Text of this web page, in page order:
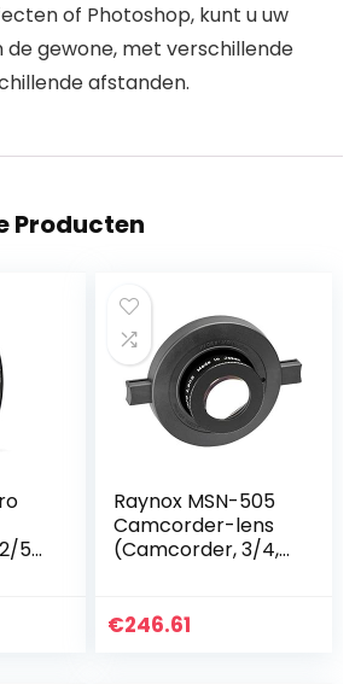
of Photoshop, kunt u uw
de gewone, met verschillende
afstanden.
Producten
55
Raynox MSN-505
Camcorder-lens
(Camcorder, 3/4,
€246.61